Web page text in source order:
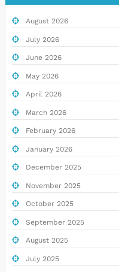
August 2026
July 2026
June 2026
May 2026
April 2026
March 2026
February 2026
January 2026
December 2025
November 2025
October 2025
September 2025
August 2025
July 2025